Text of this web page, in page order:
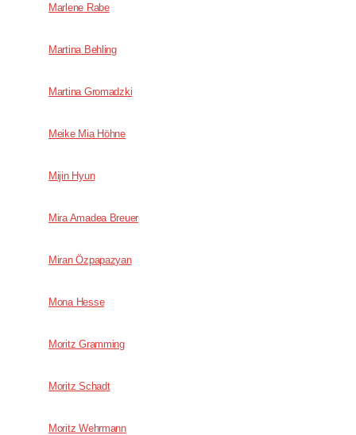
Marlene Rabe
Martina Behling
Martina Gromadzki
Meike Mia Höhne
Mijin Hyun
Mira Amadea Breuer
Miran Özpapazyan
Mona Hesse
Moritz Gramming
Moritz Schadt
Moritz Wehrmann